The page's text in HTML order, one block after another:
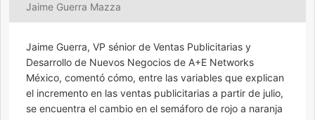
Jaime Guerra Mazza
Jaime Guerra, VP sénior de Ventas Publicitarias y
Desarrollo de Nuevos Negocios de A+E Networks
México, comentó cómo, entre las variables que explican
el incremento en las ventas publicitarias a partir de julio,
se encuentra el cambio en el semáforo de rojo a naranja